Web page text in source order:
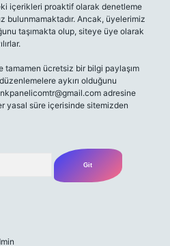
içerikleri proaktif olarak denetleme
bulunmamaktadır. Ancak, üyelerimiz
taşımakta olup, siteye üye olarak
tamamen ücretsiz bir bilgi paylaşım
aykırı olduğunu
adresine
yasal süre içerisinde sitemizden